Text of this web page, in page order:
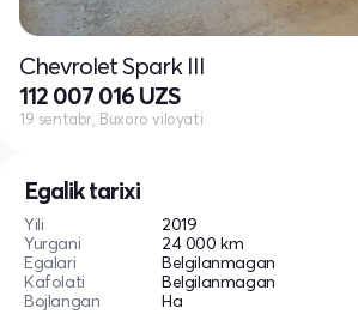
Egalik tarixi
Yili
2019
Yurgani
24 000 km
Egalari
Belgilanmagan
Kafolati
Belgilanmagan
Bojlangan
Ha
Chevrolet Spark III
112 007 016 UZS
19 sentabr, Buxoro viloyati